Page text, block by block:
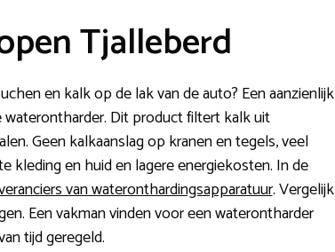
Tjalleberd
en kalk op de lak van de auto? Een aanzienlijk
Dit product filtert kalk uit
Geen kalkaanslag op kranen en tegels, veel
kleding en huid en lagere energiekosten. In de
van wateronthardingsapparatuur. Vergelijk
Een vakman vinden voor een waterontharder
tijd geregeld.